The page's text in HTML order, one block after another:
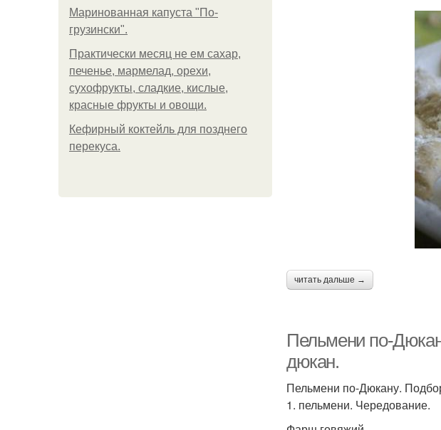
Маринованная капуста "По-
грузински".
Практически месяц не ем сахар,
печенье, мармелад, орехи,
сухофрукты, сладкие, кислые,
красные фрукты и овощи.
Кефирный коктейль для позднего
перекуса.
читать дальше →
Пельмени по-
дюкан.
Пельмени по-Дюкану.
1. пельмени. Чередование.